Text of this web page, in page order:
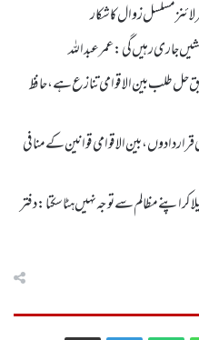
مسلسل زوال کا شکار
جاری رہیں گی: عمر عبداللہ
حل طلب بین الاقوامی تنازع ہے، حافظ
قراردادوں، بین الاقوامی قوانین کے منافی
اپنے مظالم سے توجہ نہیں ہٹا سکتا: دفتر